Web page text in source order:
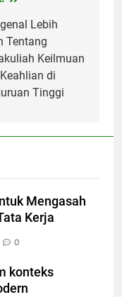
Lebih
Tentang
Keilmuan
di
Tinggi
Mengasah
Kerja
0
konteks